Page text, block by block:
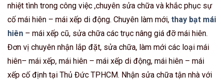
nhiệt tình trong công việc ,chuyên sửa chữa và khắc phục sự
cố mái hiên – mái xếp di động. Chuyên làm mới, thay bạt mái
hiên – mái xếp cũ, sửa chữa các trục nâng giá đỡ mái hiên.
Đơn vị chuyên nhận lắp đặt, sửa chữa, làm mới các loại mái
hiên– mái xếp, mái hiên – mái xếp di động, mái hiên – mái
xếp cố định tại Thủ Đức TPHCM. Nhận sửa chữa tận nhà với